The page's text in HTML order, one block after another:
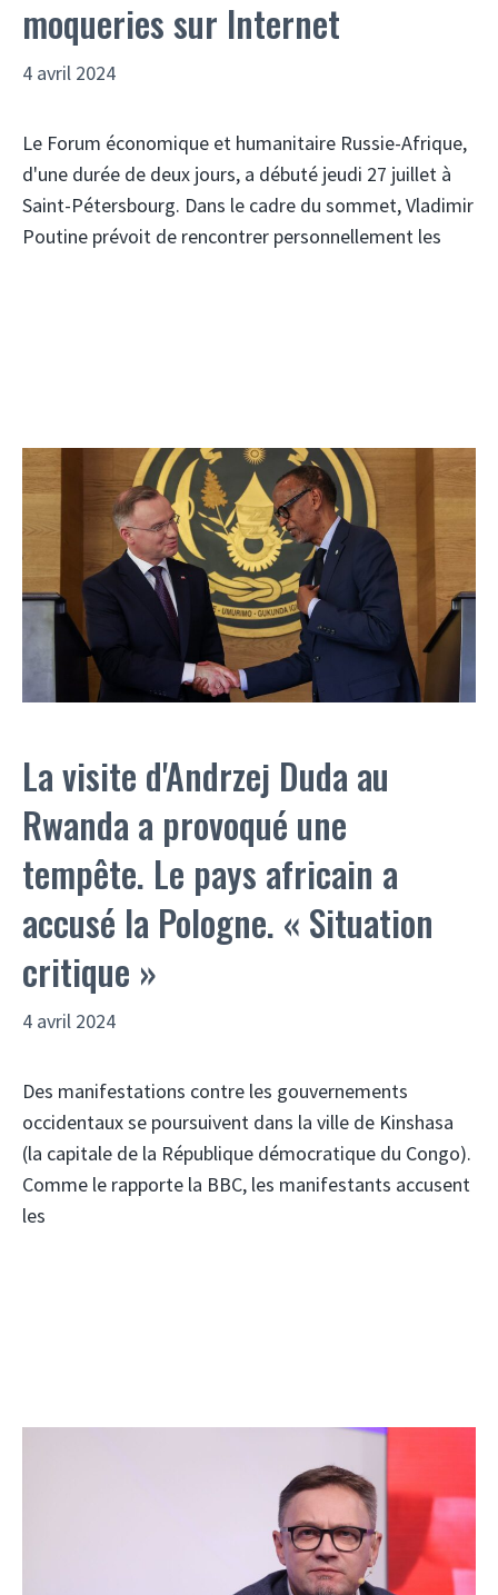
moqueries sur Internet
4 avril 2024
Le Forum économique et humanitaire Russie-Afrique,
d'une durée de deux jours, a débuté jeudi 27 juillet à
Saint-Pétersbourg. Dans le cadre du sommet, Vladimir
Poutine prévoit de rencontrer personnellement les
La visite d'Andrzej Duda au
Rwanda a provoqué une
tempête. Le pays africain a
accusé la Pologne. « Situation
critique »
4 avril 2024
Des manifestations contre les gouvernements
occidentaux se poursuivent dans la ville de Kinshasa
(la capitale de la République démocratique du Congo).
Comme le rapporte la BBC, les manifestants accusent
les